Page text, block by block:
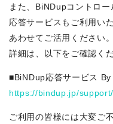
また、BiNDupコントロ
応答サービスもご利用い
あわせてご活用ください。
詳細は、以下をご確認くだ
■BiNDup応答サービス
https://bindup.jp/
ご利用の皆様には大変ご